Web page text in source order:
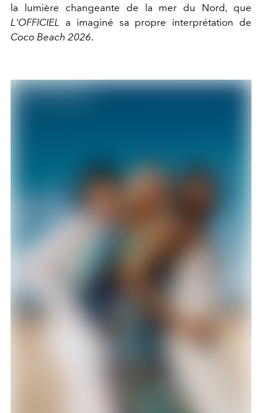
la lumière changeante de la mer du Nord, que
L'OFFICIEL a imaginé sa propre interprétation de
Coco Beach 2026.